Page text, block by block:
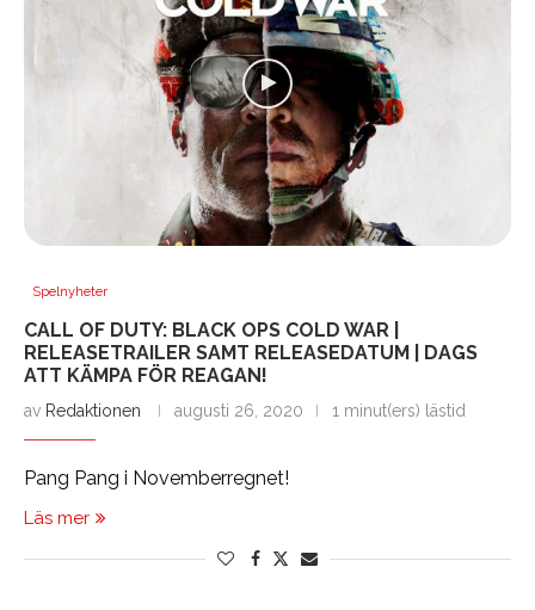
Spelnyheter
CALL OF DUTY: BLACK OPS COLD WAR |
RELEASETRAILER SAMT RELEASEDATUM | DAGS
ATT KÄMPA FÖR REAGAN!
av Redaktionen augusti 26, 2020 1 minut(ers) lästid
Pang Pang i Novemberregnet!
Läs mer